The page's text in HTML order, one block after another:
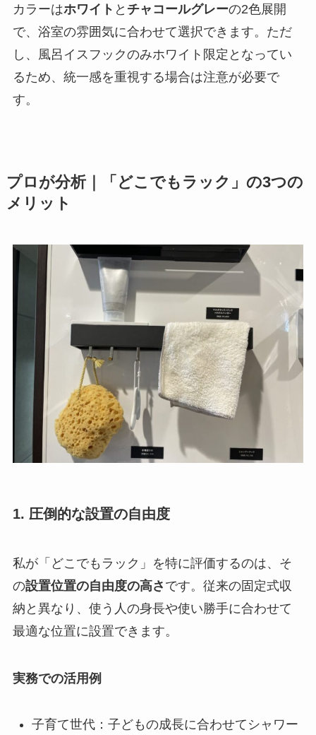
カラーはホワイト と チャコールグレーの2色展開
で、浴室の雰囲気に合わせて選択できます。ただ
し、風呂イスフックのみホワイト限定となってい
るため、統一感を重視する場合は注意が必要で
す。
プロが分析｜「どこでもラック」の3つの
メリット
1. 圧倒的な設置の自由度
私が「どこでもラック」を特に評価するのは、そ
の設置位置の自由度の高さ です。従来の固定式収
納と異なり、使う人の身長や使い勝手に合わせて
最適な位置に設置できます。
実務での活用例
子育て世代：子どもの成長に合わせてシャワー